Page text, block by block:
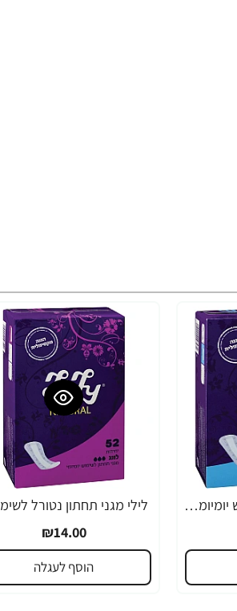
לילי מגני תחתון לשימוש יומיומי נורמל 60 יחידות
₪14.00
הוסף לעגלה